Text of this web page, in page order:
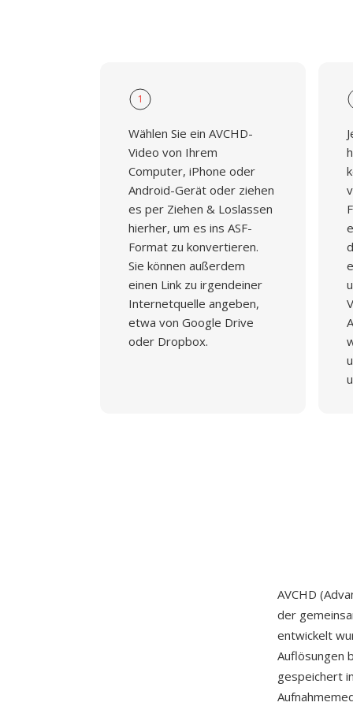
1
Wählen Sie ein AVCHD-
Video von Ihrem
Computer, iPhone oder
Android-Gerät oder ziehen
es per Ziehen & Loslassen
hierher, um es ins ASF-
Format zu konvertieren.
Sie können außerdem
einen Link zu irgendeiner
Internetquelle angeben,
etwa von Google Drive
oder Dropbox.
AVCHD
der
entwickelt
Auflösungen
gespeichert